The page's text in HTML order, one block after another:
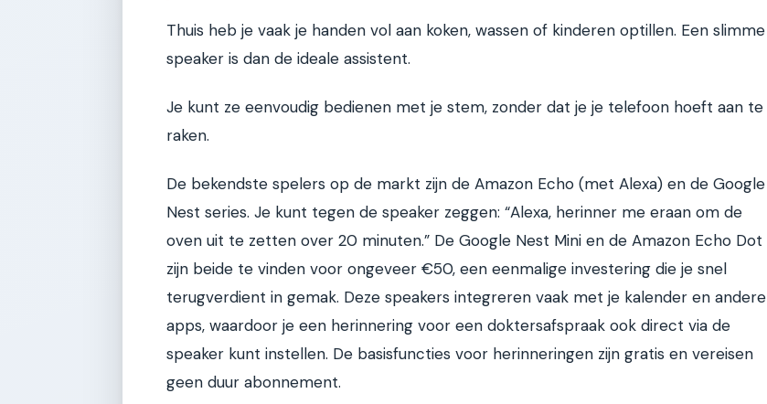
Thuis heb je vaak je handen vol aan koken, wassen of kinderen optillen. Een slimme
speaker is dan de ideale assistent.
Je kunt ze eenvoudig bedienen met je stem, zonder dat je je telefoon hoeft aan te
raken.
De bekendste spelers op de markt zijn de Amazon Echo (met Alexa) en de Google
Nest series. Je kunt tegen de speaker zeggen: “Alexa, herinner me eraan om de
oven uit te zetten over 20 minuten.” De Google Nest Mini en de Amazon Echo Dot
zijn beide te vinden voor ongeveer €50, een eenmalige investering die je snel
terugverdient in gemak. Deze speakers integreren vaak met je kalender en andere
apps, waardoor je een herinnering voor een doktersafspraak ook direct via de
speaker kunt instellen. De basisfuncties voor herinneringen zijn gratis en vereisen
geen duur abonnement.